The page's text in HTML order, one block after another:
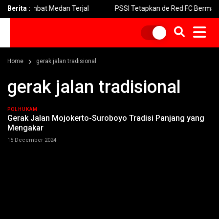
Berita : Medan Terjal PSSI Tetapkan de Red FC Bermarkas
Home gerak jalan tradisional
gerak jalan tradisional
POLHUKAM
Gerak Jalan Mojokerto-Suroboyo Tradisi Panjang yang
Mengakar
15 December 2024